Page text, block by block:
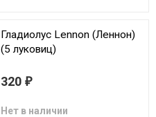
Гладиолус Lennon (Леннон)
(5 луковиц)
320 ₽
Нет в наличии